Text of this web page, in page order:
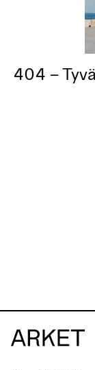
404 –